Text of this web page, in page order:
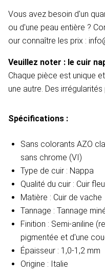
Vous avez besoin d'un
ou d'une peau entière ?
our connaître les prix :
Veuillez noter : le cuir
Chaque pièce est unique
une autre. Des
Spécifications :
Sans colorants AZO
sans chrome (VI)
Type de cuir : Nappa
Qualité du cuir : Cuir
Matière : Cuir de vache
Tannage : Tannage
Finition : Semi-aniline
pigmentée et d'une
Épaisseur : 1,0-1,2 mm
Origine : Italie